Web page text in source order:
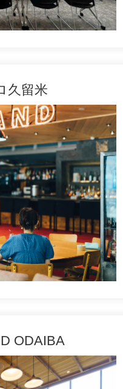
久留米
ODAIBA